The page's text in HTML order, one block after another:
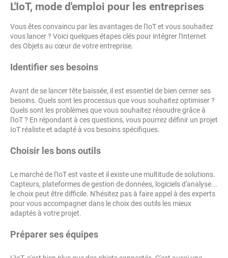
L'IoT, mode d'emploi pour les entreprises
Vous êtes convaincu par les avantages de l'IoT et vous souhaitez
vous lancer ? Voici quelques étapes clés pour intégrer l'Internet
des Objets au cœur de votre entreprise.
Identifier ses besoins
Avant de se lancer tête baissée, il est essentiel de bien cerner ses
besoins. Quels sont les processus que vous souhaitez optimiser ?
Quels sont les problèmes que vous souhaitez résoudre grâce à
l'IoT ? En répondant à ces questions, vous pourrez définir un projet
IoT réaliste et adapté à vos besoins spécifiques.
Choisir les bons outils
Le marché de l'IoT est vaste et il existe une multitude de solutions.
Capteurs, plateformes de gestion de données, logiciels d'analyse...
le choix peut être difficile. N'hésitez pas à faire appel à des experts
pour vous accompagner dans le choix des outils les mieux
adaptés à votre projet.
Préparer ses équipes